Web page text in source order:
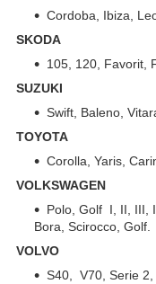
Cordoba, Ibiza,
SKODA
105, 120, Favorit,
SUZUKI
Swift, Baleno,
TOYOTA
Corolla, Yaris,
VOLKSWAGEN
Polo, Golf I, II, III,
Bora, Scirocco, Golf.
VOLVO
S40, V70, Serie